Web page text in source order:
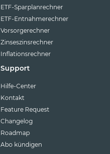
ETF-Sparplanrechner
ETF-Entnahmerechner
Vorsorgerechner
Zinseszinsrechner
Inflationsrechner
Support
Hilfe-Center
Kontakt
Feature Request
Changelog
Roadmap
Abo kündigen